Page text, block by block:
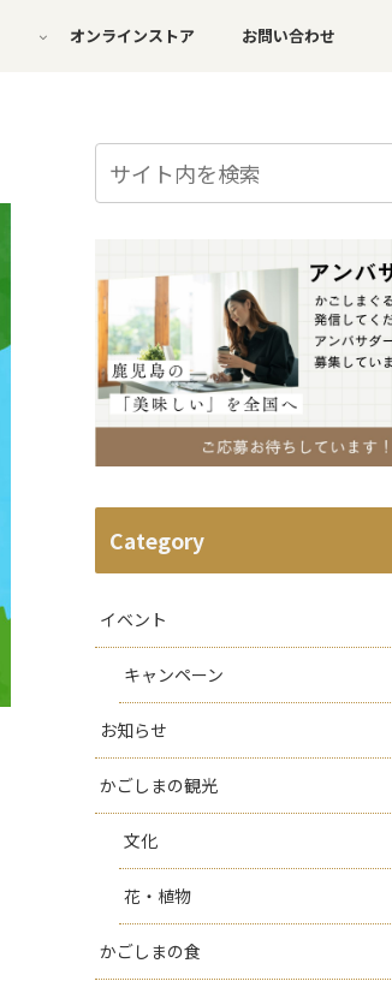
オンラインストア お問い合わせ
Category
イベント
キャンペーン
お知らせ
かごしまの観光
文化
花・植物
かごしまの食